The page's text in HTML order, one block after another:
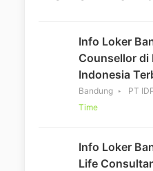
Info Loker
Counsellor di
Indonesia
Bandung PT
Time
Info Loker
Life